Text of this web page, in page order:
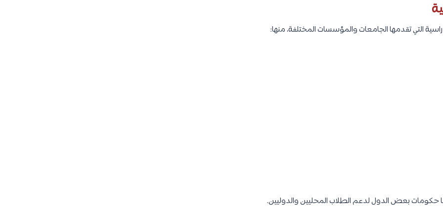
التي تقدمها الجامعات والمؤسسات المختلفة، منها:
حكومات بعض الدول لدعم الطلاب المحليين والدوليين.